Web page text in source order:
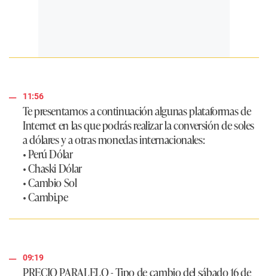
11:56
Te presentamos a continuación algunas plataformas de
Internet en las que podrás realizar la conversión de soles
a dólares y a otras monedas internacionales:
• Perú Dólar
• Chaski Dólar
• Cambio Sol
• Cambi.pe
09:19
PRECIO PARALELO- Tipo de cambio del sábado 16 de